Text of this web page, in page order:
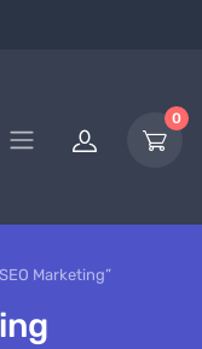
0
Marketing”